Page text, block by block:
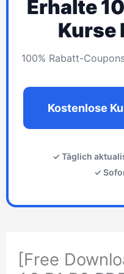
Erhalte
Kurse
100% Rabatt-
Kostenlose
✓ Täglich
✓
[Free